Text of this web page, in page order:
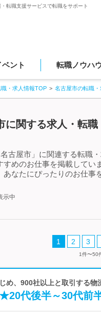
転職支援サービスで転職をサポート
ント 転職ノウハ
・求人情報TOP 名古屋市の転職
に関する求人・転
古屋市」に関連する転職
めのお仕事を掲載して
なたにぴったりのお仕事
示中
1 2 3
1件〜50
め、900社以上と取引する物
代後半～30代前